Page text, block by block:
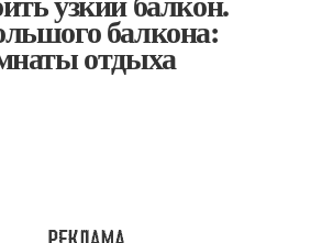
балкона:
отдыха